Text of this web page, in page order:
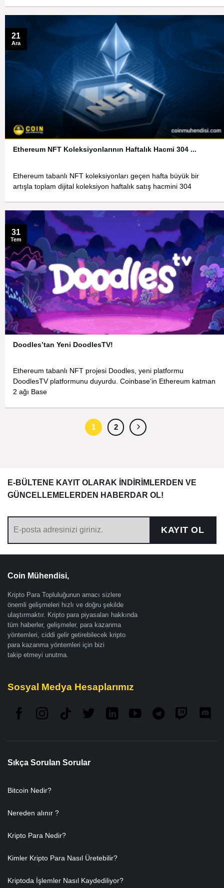
Ethereum NFT Koleksiyonlarının Haftalık Hacmi 304 ...
Ethereum tabanlı NFT koleksiyonları geçen hafta büyük bir
artışla toplam dijital koleksiyon haftalık satış hacmini 304
21
Ara
Doodles’tan Yeni DoodlesTV!
Ethereum tabanlı NFT projesi Doodles, yeni platformu
DoodlesTV platformunu duyurdu. Coinbase‘in Ethereum katman
2 ağı Base
31
Tem
1 2
E-BÜLTENE KAYIT OLARAK İNDİRİMLERDEN VE
GÜNCELLEMELERDEN HABERDAR OL!
KAYIT OL
Coin Mühendisi,
Kripto Para Topluluğunun amacı sizlere
önemli gelişmeleri hızlı ve doğru şekilde
ulaştırmaktır. Kripto para piyasaları hakkında
tüm haberler, gelişmeler, para kazanma
yöntemleri, ciddi gelir getirebilecek kripto
para kazanma yöntemleri için bizi
takip etmeyi unutma.
Sosyal Medya Hesaplarımız
Sıkça Sorulan Sorular
Bitcoin Nedir?
Nereden alınır ?
Kripto Para Nedir?
Kimler Kripto Para Nasıl Üretebilir?
Kriptoda İşlemler Nasıl Kaydediliyor?